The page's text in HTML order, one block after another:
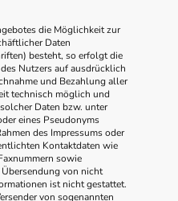
die Möglichkeit zur
Daten
besteht, so erfolgt die
Nutzers auf ausdrücklich
und Bezahlung aller
technisch möglich und
Daten bzw. unter
eines Pseudonyms
des Impressums oder
Kontaktdaten wie
sowie
von nicht
ist nicht gestattet.
von sogenannten